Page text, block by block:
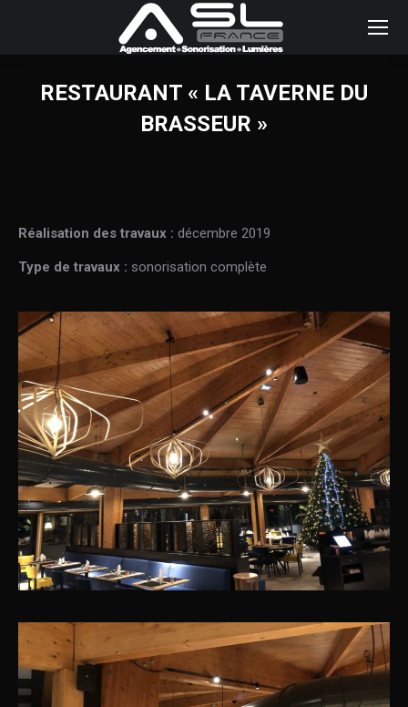
RESTAURANT « LA TAVERNE DU
BRASSEUR »
Réalisation des travaux : décembre 2019
Type de travaux : sonorisation complète